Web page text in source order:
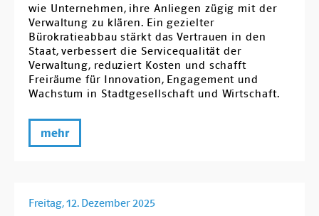
wie Unternehmen, ihre Anliegen zügig mit der
Verwaltung zu klären. Ein gezielter
Bürokratieabbau stärkt das Vertrauen in den
Staat, verbessert die Servicequalität der
Verwaltung, reduziert Kosten und schafft
Freiräume für Innovation, Engagement und
Wachstum in Stadtgesellschaft und Wirtschaft.
mehr
Freitag, 12. Dezember 2025